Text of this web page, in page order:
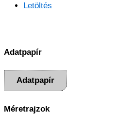
Letöltés
Adatpapír
Adatpapír
Méretrajzok